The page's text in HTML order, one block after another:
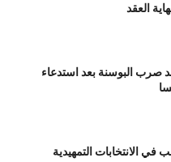
العقد
صرب البوسنة بعد استدعاء
الانتخابات التمهيدية